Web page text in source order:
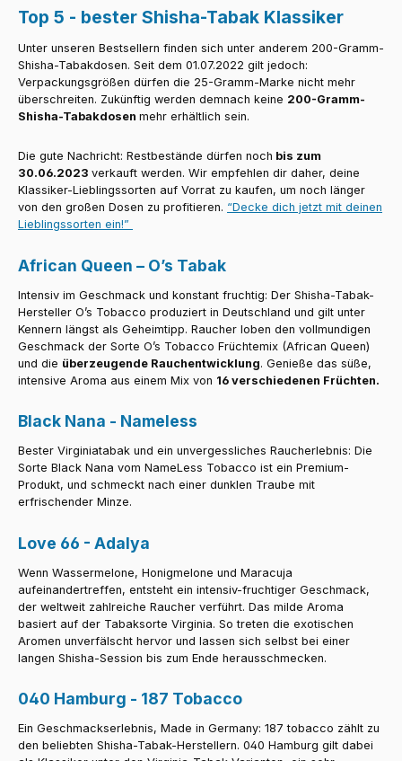
Top 5 - bester Shisha-Tabak Klassiker
Unter unseren Bestsellern finden sich unter anderem 200-Gramm-
Shisha-Tabakdosen. Seit dem 01.07.2022 gilt jedoch:
Verpackungsgrößen dürfen die 25-Gramm-Marke nicht mehr
überschreiten. Zukünftig werden demnach keine 200-Gramm-
Shisha-Tabakdosen mehr erhältlich sein.
Die gute Nachricht: Restbestände dürfen noch bis zum
30.06.2023 verkauft werden. Wir empfehlen dir daher, deine
Klassiker-Lieblingssorten auf Vorrat zu kaufen, um noch länger
von den großen Dosen zu profitieren. “Decke dich jetzt mit deinen
Lieblingssorten ein!”
African Queen – O’s Tabak
Intensiv im Geschmack und konstant fruchtig: Der Shisha-Tabak-
Hersteller O’s Tobacco produziert in Deutschland und gilt unter
Kennern längst als Geheimtipp. Raucher loben den vollmundigen
Geschmack der Sorte O’s Tobacco Früchtemix (African Queen)
und die überzeugende Rauchentwicklung. Genieße das süße,
intensive Aroma aus einem Mix von 16 verschiedenen Früchten.
Black Nana - Nameless
Bester Virginiatabak und ein unvergessliches Raucherlebnis: Die
Sorte Black Nana vom NameLess Tobacco ist ein Premium-
Produkt, und schmeckt nach einer dunklen Traube mit
erfrischender Minze.
Love 66 - Adalya
Wenn Wassermelone, Honigmelone und Maracuja
aufeinandertreffen, entsteht ein intensiv-fruchtiger Geschmack,
der weltweit zahlreiche Raucher verführt. Das milde Aroma
basiert auf der Tabaksorte Virginia. So treten die exotischen
Aromen unverfälscht hervor und lassen sich selbst bei einer
langen Shisha-Session bis zum Ende herausschmecken.
040 Hamburg - 187 Tobacco
Ein Geschmackserlebnis, Made in Germany: 187 tobacco zählt zu
den beliebten Shisha-Tabak-Herstellern. 040 Hamburg gilt dabei